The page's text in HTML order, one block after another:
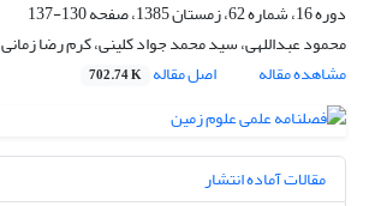
دوره 16، شماره 62، زمستان 1385، صفحه
130-137
محمود عبداللهی، سید محمد جواد کلینی، کرم رضا زمانی
مشاهده مقاله
اصل مقاله 702.74 K
مقالات آماده انتشار